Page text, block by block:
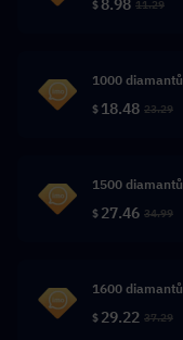
$ 11.29
1000 diamantů
$ 18.48 23.29
1500 diamantů
$ 27.46 34.99
1600 diamantů
$ 29.22 37.29